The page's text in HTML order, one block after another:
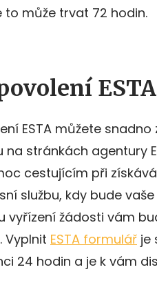
to může trvat 72 hodin.
ESTA můžete
stránkách agentury
cestujícím při
službu, kdy bude
vyřízení žádosti vám
Vyplnit ESTA formulář je
24 hodin a je k vám